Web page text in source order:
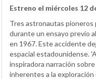
Estreno el miércoles 12
Tres astronautas
durante un ensayo previo
en 1967. Este accidente
espacial estadounidense.
inspiradora narración
inherentes a la